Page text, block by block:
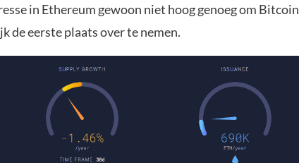
in Ethereum gewoon niet hoog genoeg om Bitcoin
de eerste plaats over te nemen.